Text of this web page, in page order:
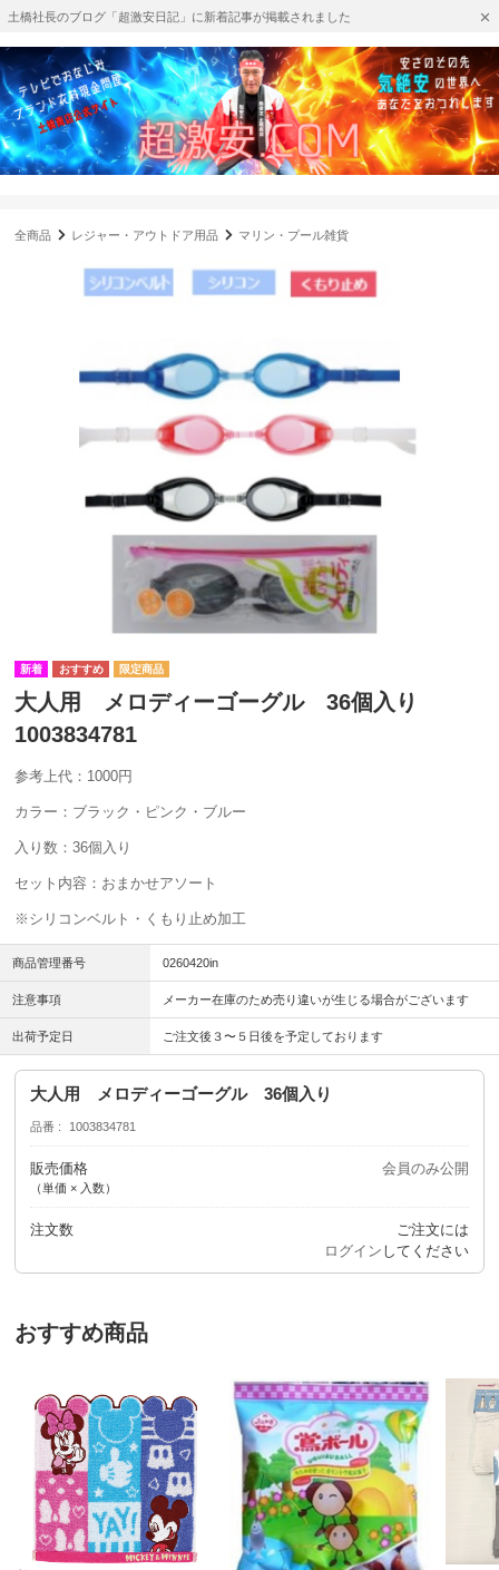
土橋社長のブログ「超激安日記」に新着記事が掲載されました
全商品 レジャー・アウトドア用品 マリン・プール雑貨
大人用 メロディーゴーグル 36個入り
1003834781
参考上代：1000円
カラー：ブラック・ピンク・ブルー
入り数：36個入り
セット内容：おまかせアソート
※シリコンベルト・くもり止め加工
商品管理番号 0260420in
注意事項 メーカー在庫のため売り違いが生じる場合がございます
出荷予定日 ご注文後３〜５日後を予定しております
大人用 メロディーゴーグル 36個入り
品番 1003834781
販売価格
（単価 × 入数）
会員のみ公開
注文数
ご注文には
ログイン してください
おすすめ商品